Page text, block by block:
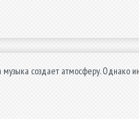
создает атмосферу. Однако